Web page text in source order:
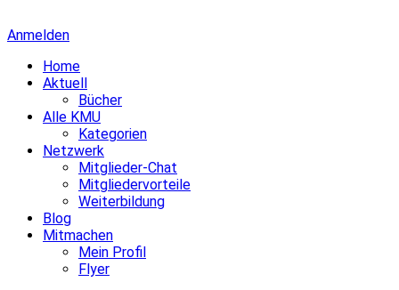
Anmelden
Home
Aktuell
Bücher
Alle KMU
Kategorien
Netzwerk
Mitglieder-Chat
Mitgliedervorteile
Weiterbildung
Blog
Mitmachen
Mein Profil
Flyer